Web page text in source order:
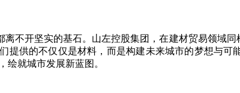
不开坚实的基石。山左控股集团，在建材贸易领域同
提供的不仅仅是材料，而是构建未来城市的梦想与
绘就城市发展新蓝图。